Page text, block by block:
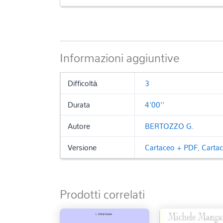
Informazioni aggiuntive
Difficoltà
3
Durata
4'00''
Autore
BERTOZZO G.
Versione
Cartaceo + PDF,
Prodotti correlati